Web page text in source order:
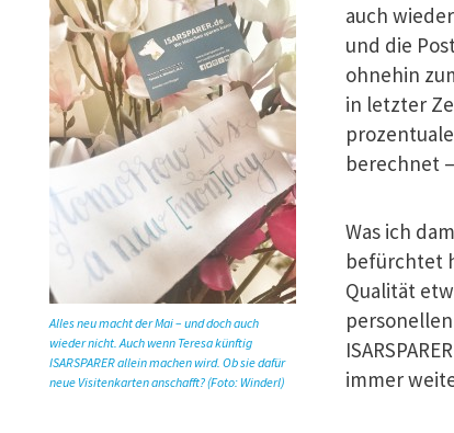
Alles neu macht der Mai – und doch auch
wieder nicht. Auch wenn Teresa künftig
ISARSPARER allein machen wird. Ob sie dafür
neue Visitenkarten anschafft? (Foto: Winderl)
auch
und die
ohnehin
in letzter
berechnet
Was ich
befürchtet
Qualität
immer